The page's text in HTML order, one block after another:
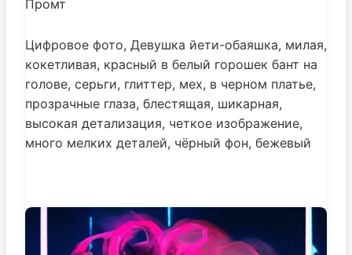
Промт
Цифровое фото, Девушка йети-обаяшка, милая,
кокетливая, красный в белый горошек бант на
голове, серьги, глиттер, мех, в черном платье,
прозрачные глаза, блестящая, шикарная,
высокая детализация, четкое изображение,
много мелких деталей, чёрный фон, бежевый